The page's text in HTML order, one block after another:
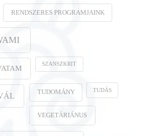
RENDSZERES PROGRAMJAINK
SZANSZKRIT
TUDOMÁNY TUDÁS
VEGETÁRIÁNUS